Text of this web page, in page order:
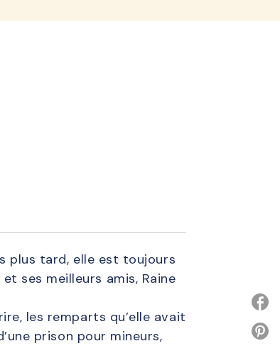
plus tard, elle est toujours
ses meilleurs amis, Raine
les remparts qu’elle avait
prison pour mineurs,